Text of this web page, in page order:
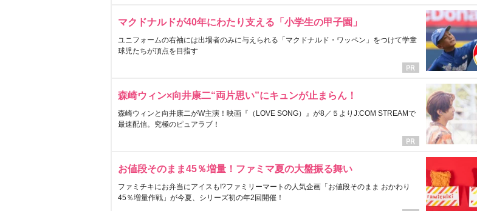
マクドナルドが40年にわたり支える「小学生の甲子園」
ユニフォームの右袖には出場者のみに与えられる「マクドナルド・ワッペン」をつけて学童
球児たちが頂点を目指す
森崎ウィン×向井康二“両片思い”にキュンが止まらん！
森崎ウィンと向井康二がW主演！映画『（LOVE SONG）』が8／５よりJ:COM STREAMで
最速配信。究極のピュアラブ！
お値段そのまま45％増量！ファミマ夏の大盤振る舞い
ファミチキにお弁当にアイスも!?ファミリーマートの人気企画「お値段そのまま おかわり
45％増量作戦」が今夏、シリーズ初の年2回開催！